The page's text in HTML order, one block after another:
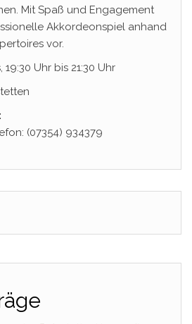
Mit Spaß und Engagement
Akkordeonspiel anhand
vor.
Uhr bis 21:30 Uhr
(07354) 934379